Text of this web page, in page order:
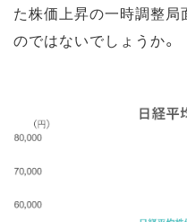
た株価上昇の一時調整
のではないでしょうか。